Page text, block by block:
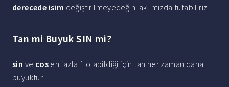
derecede isim değiştirilmeyeceğini aklımızda tutabiliriz.
Tan mi Buyuk SIN mi?
sin ve cos en fazla 1 olabildiği için tan her zaman daha
büyüktür.